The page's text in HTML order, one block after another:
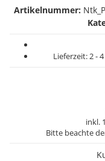
Artikelnummer:
Lieferzeit:2 -
inkl.
Bitte beachte